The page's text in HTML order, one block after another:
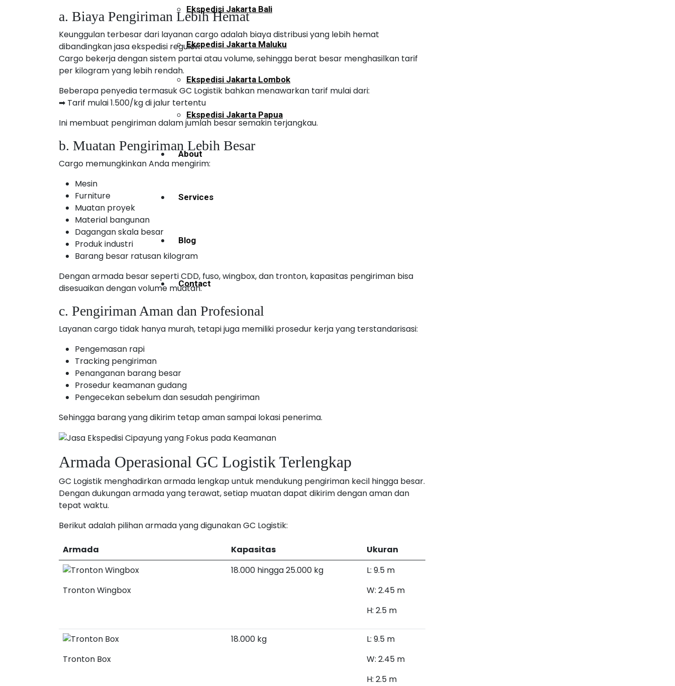
Ekspedisi Jakarta Bali
Ekspedisi Jakarta Maluku
Ekspedisi Jakarta Lombok
Ekspedisi Jakarta Papua
About
Services
Blog
Contact
a. Biaya Pengiriman Lebih Hemat
Keunggulan terbesar dari layanan cargo adalah biaya distribusi yang lebih hemat
dibandingkan jasa ekspedisi reguler.
Cargo bekerja dengan sistem partai atau volume, sehingga berat besar menghasilkan tarif
per kilogram yang lebih rendah.
Beberapa penyedia termasuk GC Logistik bahkan menawarkan tarif mulai dari:
➡ Tarif mulai 1.500/kg di jalur tertentu
Ini membuat pengiriman dalam jumlah besar semakin terjangkau.
b. Muatan Pengiriman Lebih Besar
Cargo memungkinkan Anda mengirim:
Mesin
Furniture
Muatan proyek
Material bangunan
Dagangan skala besar
Produk industri
Barang besar ratusan kilogram
Dengan armada besar seperti CDD, fuso, wingbox, dan tronton, kapasitas pengiriman bisa
disesuaikan dengan volume muatan.
c. Pengiriman Aman dan Profesional
Layanan cargo tidak hanya murah, tetapi juga memiliki prosedur kerja yang terstandarisasi:
Pengemasan rapi
Tracking pengiriman
Penanganan barang besar
Prosedur keamanan gudang
Pengecekan sebelum dan sesudah pengiriman
Sehingga barang yang dikirim tetap aman sampai lokasi penerima.
Armada Operasional GC Logistik Terlengkap
GC Logistik menghadirkan armada lengkap untuk mendukung pengiriman kecil hingga besar.
Dengan dukungan armada yang terawat, setiap muatan dapat dikirim dengan aman dan
tepat waktu.
Berikut adalah pilihan armada yang digunakan GC Logistik:
Armada Kapasitas Ukuran
Tronton Wingbox
18.000 hingga 25.000 kg
L: 9.5 m
W: 2.45 m
H: 2.5 m
Tronton Box
18.000 kg
L: 9.5 m
W: 2.45 m
H: 2.5 m